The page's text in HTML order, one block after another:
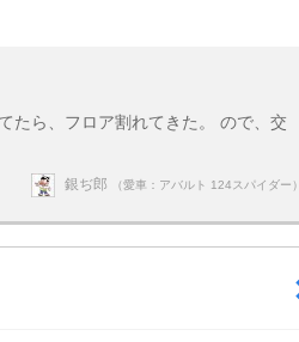
たら、フロア割れてきた。 ので、交
銀ぢ郎 （愛車：アバルト 124スパイダー）